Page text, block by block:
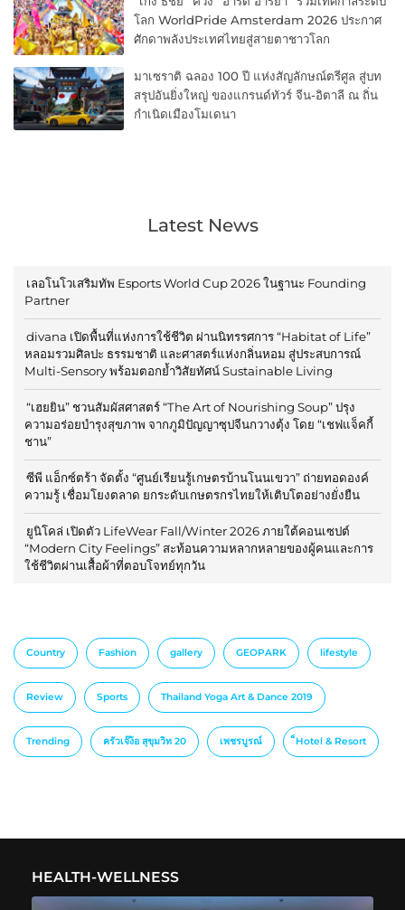
โลก WorldPride Amsterdam 2026 ประกาศ
ศักดาพลังประเทศไทยสู่สายตาชาวโลก
มาเซราติ ฉลอง 100 ปี แห่งสัญลักษณ์ตรีศูล สู่บท
สรุปอันยิ่งใหญ่ ของแกรนด์ทัวร์ จีน-อิตาลี ณ ถิ่น
กำเนิดเมืองโมเดนา
Latest News
เลอโนโวเสริมทัพ Esports World Cup 2026 ในฐานะ Founding
Partner
divana เปิดพื้นที่แห่งการใช้ชีวิต ผ่านนิทรรศการ “Habitat of Life”
หลอมรวมศิลปะ ธรรมชาติ และศาสตร์แห่งกลิ่นหอม สู่ประสบการณ์
Multi-Sensory พร้อมตอกย้ำวิสัยทัศน์ Sustainable Living
“เฮยยิน” ชวนสัมผัสศาสตร์ “The Art of Nourishing Soup” ปรุง
ความอร่อยบำรุงสุขภาพ จากภูมิปัญญาซุปจีนกวางตุ้ง โดย “เชฟแจ็คกี้
ชาน”
ซีพี แอ็กซ์ตร้า จัดตั้ง “ศูนย์เรียนรู้เกษตรบ้านโนนเขวา” ถ่ายทอดองค์
ความรู้ เชื่อมโยงตลาด ยกระดับเกษตรกรไทยให้เติบโตอย่างยั่งยืน
ยูนิโคล่ เปิดตัว LifeWear Fall/Winter 2026 ภายใต้คอนเซปต์
“Modern City Feelings” สะท้อนความหลากหลายของผู้คนและการ
ใช้ชีวิตผ่านเสื้อผ้าที่ตอบโจทย์ทุกวัน
Country Fashion gallery GEOPARK lifestyle
Review Sports Thailand Yoga Art & Dance 2019
Trending ครัวเจ๊ง้อ สุขุมวิท 20 เพชรบูรณ์ ็Hotel & Resort
HEALTH-WELLNESS